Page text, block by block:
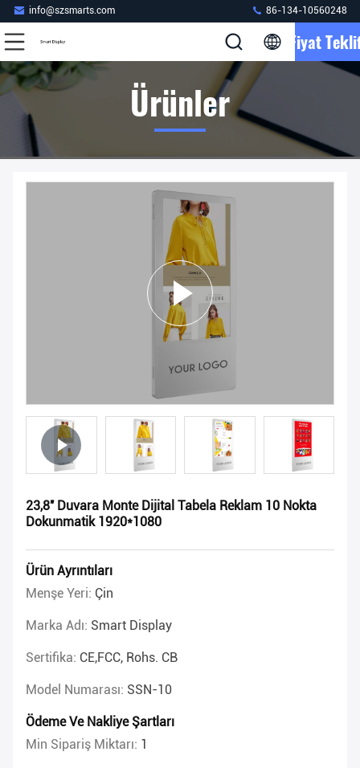
info@szsmarts.com 86-134-10560248
Fiyat
Ürünler
23,8'' Duvara Monte Dijital Tabela Reklam 10 Nokta
Dokunmatik 1920*1080
Ürün Ayrıntıları
Menşe Yeri: Çin
Marka Adı: Smart Display
Sertifika: CE,FCC, Rohs. CB
Model Numarası: SSN-10
Ödeme Ve Nakliye Şartları
Min Sipariş Miktarı: 1